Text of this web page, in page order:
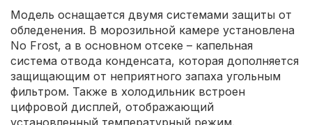
Модель оснащается двумя системами защиты от
обледенения. В морозильной камере установлена
No Frost, а в основном отсеке – капельная
система отвода конденсата, которая дополняется
защищающим от неприятного запаха угольным
фильтром. Также в холодильник встроен
цифровой дисплей, отображающий
установленный температурный режим.